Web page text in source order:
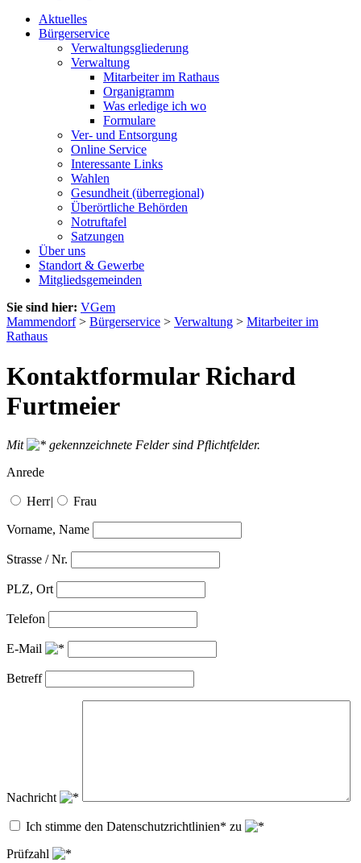
Aktuelles
Bürgerservice
Verwaltungsgliederung
Verwaltung
Mitarbeiter im Rathaus
Organigramm
Was erledige ich wo
Formulare
Ver- und Entsorgung
Online Service
Interessante Links
Wahlen
Gesundheit (überregional)
Überörtliche Behörden
Notruftafel
Satzungen
Über uns
Standort & Gewerbe
Mitgliedsgemeinden
Sie sind hier: VGem
Mammendorf> Bürgerservice > Verwaltung > Mitarbeiter im
Rathaus
Kontaktformular Richard
Furtmeier
Mit
gekennzeichnete Felder sind Pflichtfelder.
Anrede
Herr| Frau
Vorname, Name
Strasse / Nr.
PLZ, Ort
Telefon
E-Mail
Betreff
Nachricht
Ich stimme den Datenschutzrichtlinien* zu
Prüfzahl